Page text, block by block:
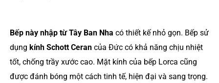
Bếp này nhập từ Tây Ban Nha có thiết kế nhỏ gọn. Bếp sử
dụng kính Schott Ceran của Đức có khả năng chịu nhiệt
tốt, chống trầy xước cao. Mặt kính của bếp Lorca cũng
được đánh bóng một cách tinh tế, hiện đại và sang trọng.